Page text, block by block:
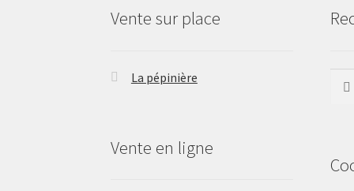
Vente sur place
La pépinière
Vente en ligne